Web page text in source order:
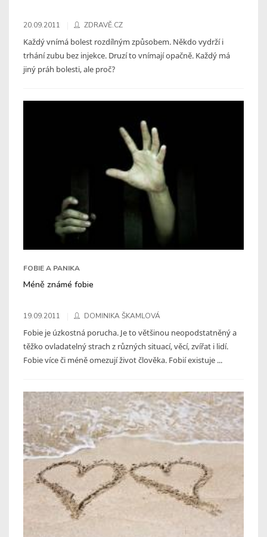
20.09.2011 ZDRAVĚ.CZ
Každý vnímá bolest rozdílným způsobem. Někdo vydrží i
trhání zubu bez injekce. Druzí to vnímají opačně. Každý má
jiný práh bolesti, ale proč?
FOBIE A PANIKA
Méně známé fobie
19.09.2011 DOMINIKA ŠKAMLOVÁ
Fobie je úzkostná porucha. Je to většinou neopodstatněný a
těžko ovladatelný strach z různých situací, věcí, zvířat i lidí.
Fobie více či méně omezují život člověka. Fobií existuje ...